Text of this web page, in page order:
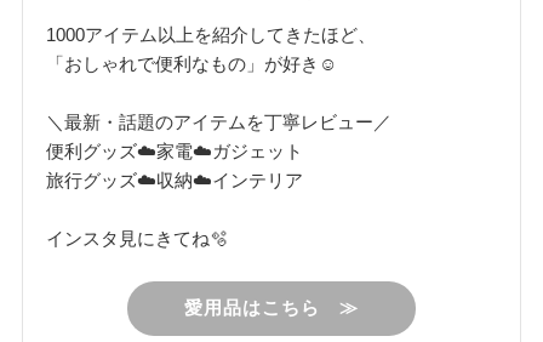
1000アイテム以上を紹介してきたほど、
「おしゃれで便利なもの」が好き☺︎
＼最新・話題のアイテムを丁寧レビュー／
便利グッズ☁️家電☁️ガジェット
旅行グッズ☁️収納☁️インテリア
インスタ見にきてね🫧
愛用品はこちら ≫